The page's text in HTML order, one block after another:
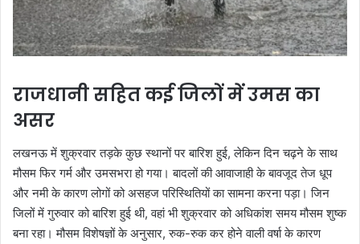
राजधानी सहित कई जिलों में उमस का
असर
लखनऊ में शुक्रवार तड़के कुछ स्थानों पर बारिश हुई, लेकिन दिन चढ़ने के साथ
मौसम फिर गर्म और उमसभरा हो गया। बादलों की आवाजाही के बावजूद तेज धूप
और नमी के कारण लोगों को असहज परिस्थितियों का सामना करना पड़ा। जिन
जिलों में गुरुवार को बारिश हुई थी, वहां भी शुक्रवार को अधिकांश समय मौसम शुष्क
बना रहा। मौसम विशेषज्ञों के अनुसार, रुक-रुक कर होने वाली वर्षा के कारण